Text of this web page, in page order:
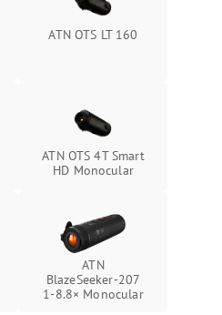
ATN OTS LT 160
ATN OTS 4T Smart
HD Monocular
ATN
BlazeSeeker‑207
1‑8.8× Monocular